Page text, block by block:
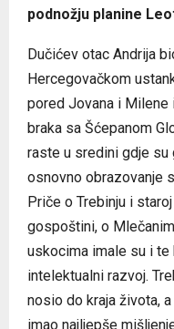
podnožju planine
Dučićev otac Andrija
Hercegovačkom
pored Jovana i
braka sa Šćepanom
raste u sredini gdje
osnovno obrazovanje
Priče o Trebinju i
gospoštini, o
uskocima imale su i te
intelektualni razvoj.
nosio do kraja života,
imao najljepše